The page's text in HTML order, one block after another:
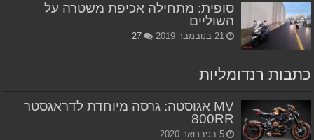
סופית: מתחילה אכיפת משטרה על
השוליים
21 בנובמבר 2019 27
כתבות רנדומליות
MV אגוסטה: גרסה מיוחדת לדראגסטר
800RR
5 בפברואר 2020